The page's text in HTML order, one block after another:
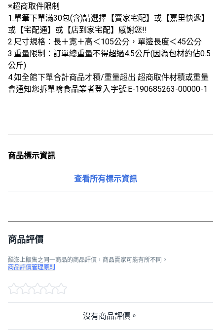
※超商取件限制
1.單筆下單滿30包(含)請選擇【賣家宅配】或【嘉里快遞】
或【宅配通】或【店到家宅配】感謝您!!
2.尺寸規格：長＋寬＋高＜105公分，單邊長度＜45公分
3.重量限制：訂單總重量不得超過4.5公斤(因為包材約佔0.5
公斤)
4.如全館下單合計商品才積/重量超出 超商取件材積或重量
會通知您拆單唷食品業者登入字號:E-190685263-00000-1
商品標示資訊
查看所有標示資訊
商品評價
酷澎上販售之同一商品的商品評價，商品賣家可能有所不同。
商品評價管理原則
沒有商品評價。